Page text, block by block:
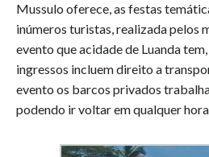
Mussulo oferece, as festas
inúmeros turistas, realizada pelos
evento que acidade de Luanda
ingressos incluem direito a
evento os barcos privados
podendo ir voltar em qualquer